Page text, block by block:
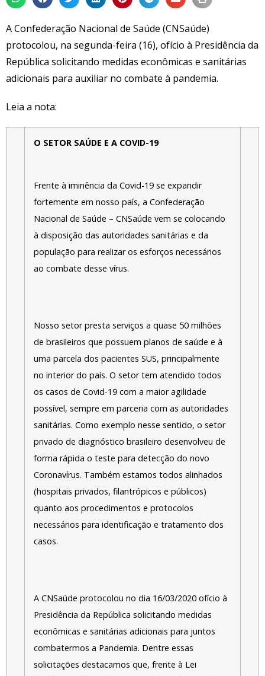
A Confederação Nacional de Saúde (CNSaúde)
protocolou, na segunda-feira (16), ofício à Presidência da
República solicitando medidas econômicas e sanitárias
adicionais para auxiliar no combate à pandemia.
Leia a nota:
O SETOR SAÚDE E A COVID-19
Frente à iminência da Covid-19 se expandir
fortemente em nosso país, a Confederação
Nacional de Saúde – CNSaúde vem se colocando
à disposição das autoridades sanitárias e da
população para realizar os esforços necessários
ao combate desse vírus.
Nosso setor presta serviços a quase 50 milhões
de brasileiros que possuem planos de saúde e à
uma parcela dos pacientes SUS, principalmente
no interior do país. O setor tem atendido todos
os casos de Covid-19 com a maior agilidade
possível, sempre em parceria com as autoridades
sanitárias. Como exemplo nesse sentido, o setor
privado de diagnóstico brasileiro desenvolveu de
forma rápida o teste para detecção do novo
Coronavírus. Também estamos todos alinhados
(hospitais privados, filantrópicos e públicos)
quanto aos procedimentos e protocolos
necessários para identificação e tratamento dos
casos.
A CNSaúde protocolou no dia 16/03/2020 ofício à
Presidência da República solicitando medidas
econômicas e sanitárias adicionais para juntos
combatermos a Pandemia. Dentre essas
solicitações destacamos que, frente à Lei